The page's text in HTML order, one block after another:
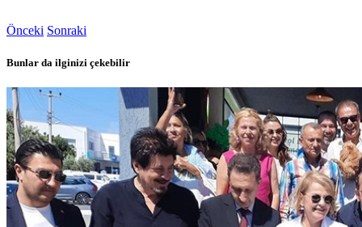
Önceki Sonraki
Bunlar da ilginizi çekebilir